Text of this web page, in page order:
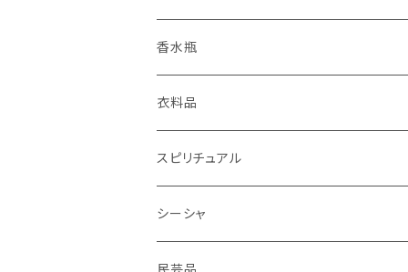
ブレスレット
置物
キーホルダー
リュックサック
ポシェット
食器
ランプ
パピルス
香炉
香水瓶
衣料品
ベリーダンス衣装
ガラベーヤ
スカーフ
スピリチュアル
ピラミッド
岩塩
シーシャ
シーシャパイプ
民芸品